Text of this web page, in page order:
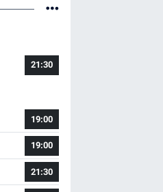
21:30
19:00
19:00
21:30